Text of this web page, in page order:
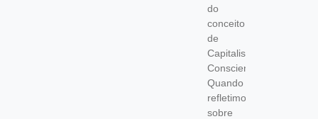
do
conceito
de
Capitalismo
Consciente.
Quando
refletimos
sobre